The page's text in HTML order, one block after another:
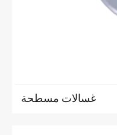
غسالات مسطحة